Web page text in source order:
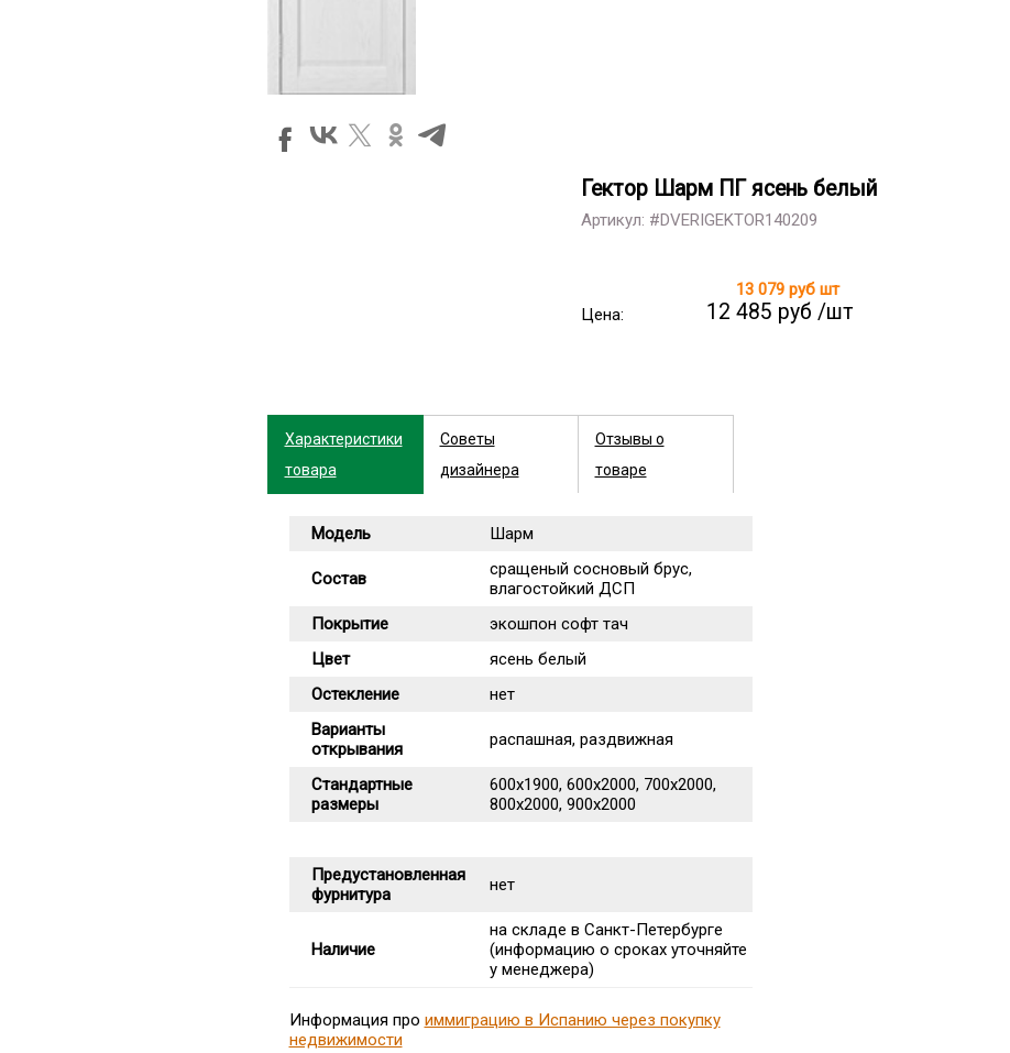
Гектор Шарм ПГ ясень белый
Артикул: #DVERIGEKTOR140209
Цена:
13 079 руб шт
12 485 руб /шт
Характеристики
товара
Советы
дизайнера
Отзывы о
товаре
Модель Шарм
Состав
сращеный сосновый брус,
влагостойкий ДСП
Покрытие
экошпон софт тач
Цвет
ясень белый
Остекление
нет
Варианты
открывания
распашная, раздвижная
Стандартные
размеры
600х1900, 600х2000, 700х2000,
800х2000, 900х2000
Предустановленная
фурнитура
нет
Наличие
на складе в Санкт-Петербурге
(информацию о сроках уточняйте
у менеджера)
Информация про иммиграцию в Испанию через покупку
недвижимости